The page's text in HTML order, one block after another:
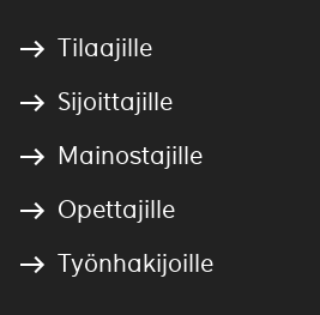
Tilaajille
Sijoittajille
Mainostajille
Opettajille
Työnhakijoille